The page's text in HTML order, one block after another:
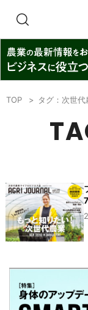
TOP タグ：次世代